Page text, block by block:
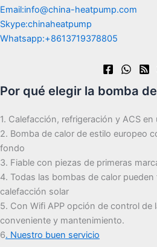
Email:info@china-heatpump.com
Skype:chinaheatpump
Whatsapp:+8613719378805
Por qué elegir la bomba
1. Calefacción, refrigeración y ACS
2. Bomba de calor de estilo europeo
fondo
3. Fiable con piezas de primeras
4. Todas las bombas de calor
calefacción solar
5. Con Wifi APP opción de control de
conveniente y mantenimiento.
6. Nuestro buen servicio